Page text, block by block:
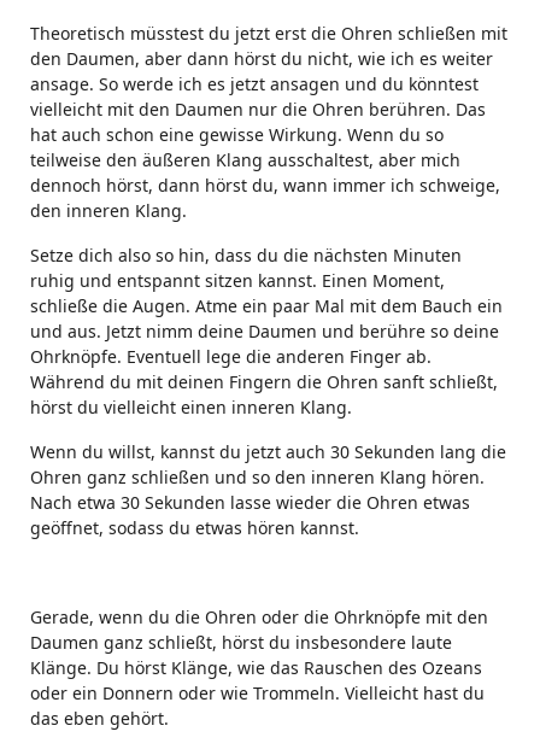
Theoretisch müsstest du jetzt erst die Ohren schließen mit
den Daumen, aber dann hörst du nicht, wie ich es weiter
ansage. So werde ich es jetzt ansagen und du könntest
vielleicht mit den Daumen nur die Ohren berühren. Das
hat auch schon eine gewisse Wirkung. Wenn du so
teilweise den äußeren Klang ausschaltest, aber mich
dennoch hörst, dann hörst du, wann immer ich schweige,
den inneren Klang.
Setze dich also so hin, dass du die nächsten Minuten
ruhig und entspannt sitzen kannst. Einen Moment,
schließe die Augen. Atme ein paar Mal mit dem Bauch ein
und aus. Jetzt nimm deine Daumen und berühre so deine
Ohrknöpfe. Eventuell lege die anderen Finger ab.
Während du mit deinen Fingern die Ohren sanft schließt,
hörst du vielleicht einen inneren Klang.
Wenn du willst, kannst du jetzt auch 30 Sekunden lang die
Ohren ganz schließen und so den inneren Klang hören.
Nach etwa 30 Sekunden lasse wieder die Ohren etwas
geöffnet, sodass du etwas hören kannst.
Gerade, wenn du die Ohren oder die Ohrknöpfe mit den
Daumen ganz schließt, hörst du insbesondere laute
Klänge. Du hörst Klänge, wie das Rauschen des Ozeans
oder ein Donnern oder wie Trommeln. Vielleicht hast du
das eben gehört.